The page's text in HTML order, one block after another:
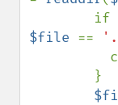
$file ==